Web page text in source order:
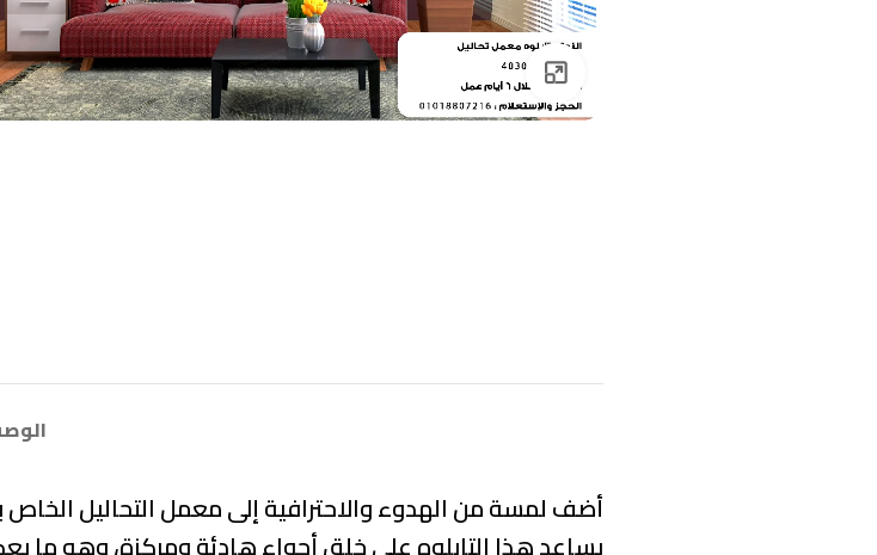
Click to enlarge
أضف لمسة من الهدوء والاحترافية إلى معمل التحاليل الخاص
يساعد هذا التابلوه على خلق أجواء هادئة ومركزة، وهو ما